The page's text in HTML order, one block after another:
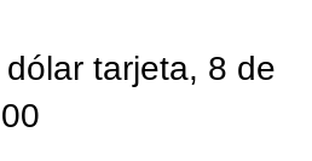
tarjeta, 8 de